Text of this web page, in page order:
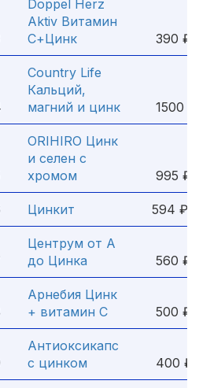
Doppel Herz
Aktiv Витамин
С+Цинк
390 ₽
Country Life
Кальций,
магний и цинк
1500 ₽
ORIHIRO Цинк
и селен с
хромом
995 ₽
Цинкит 594 ₽
Центрум от A
до Цинка
560 ₽
Арнебия Цинк
+ витамин С
500 ₽
Антиоксикапс
с цинком
400 ₽